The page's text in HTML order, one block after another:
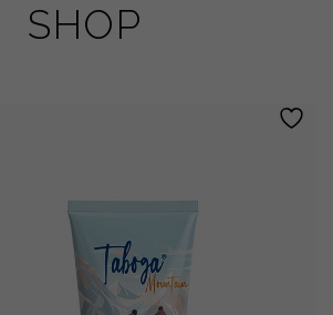
SHOP